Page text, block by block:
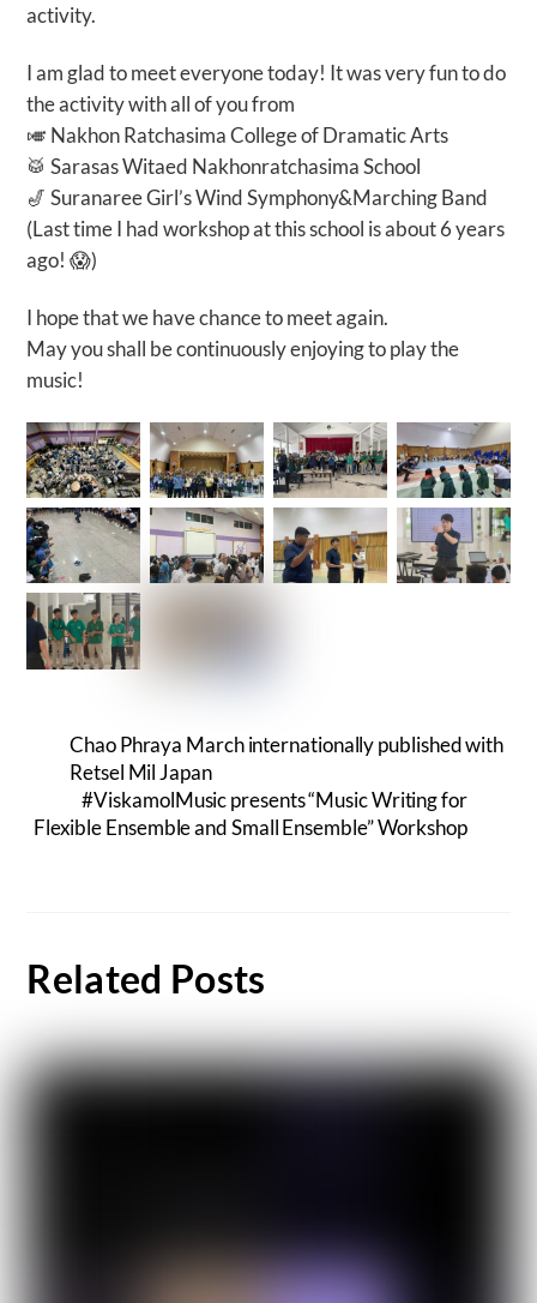
activity.
I am glad to meet everyone today! It was very fun to do
the activity with all of you from
🎺 Nakhon Ratchasima College of Dramatic Arts
🥁 Sarasas Witaed Nakhonratchasima School
🎷 Suranaree Girl’s Wind Symphony&Marching Band
(Last time I had workshop at this school is about 6 years
ago! 😱)
I hope that we have chance to meet again.
May you shall be continuously enjoying to play the
music!
Chao Phraya March internationally published with
Retsel Mil Japan
#ViskamolMusic presents “Music Writing for
Flexible Ensemble and Small Ensemble” Workshop
Related Posts